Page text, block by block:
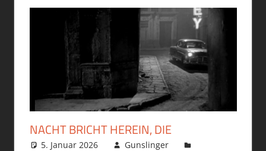
NACHT BRICHT HEREIN, DIE
5. Januar 2026
Gunslinger